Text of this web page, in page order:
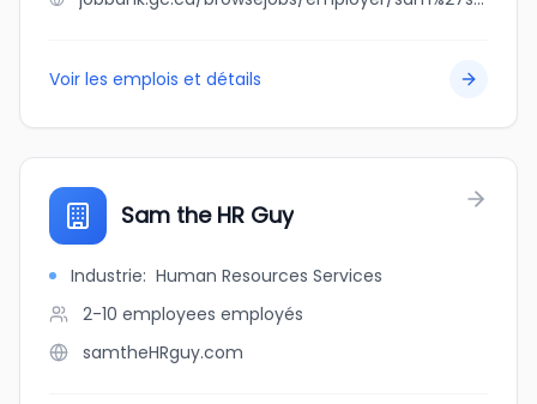
Voir les emplois et détails
Sam the HR Guy
Industrie: Human Resources Services
2-10 employees employés
samtheHRguy.com